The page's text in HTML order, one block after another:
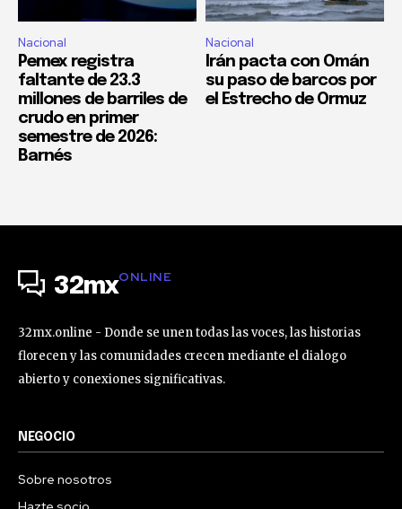
Nacional
Pemex registra
faltante de 23.3
millones de barriles de
crudo en primer
semestre de 2026:
Barnés
Nacional
Irán pacta con Omán
su paso de barcos por
el Estrecho de Ormuz
32mxONLINE
32mx.online - Donde se unen todas las voces, las historias
florecen y las comunidades crecen mediante el dialogo
abierto y conexiones significativas.
NEGOCIO
Sobre nosotros